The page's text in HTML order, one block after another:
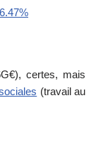
certes, mais
(travail au